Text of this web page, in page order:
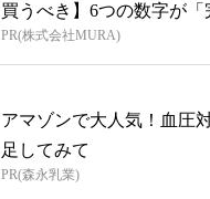
買うべき】6つの数字が
方...
PR(株式会社MURA)
アマゾンで大人気！血圧
足してみて
PR(森永乳業)